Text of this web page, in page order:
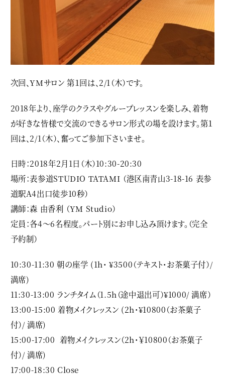
次回、YMサロン 第１回は、2/1（木）です。
2018年より、座学のクラスやグループレッスンを楽しみ、着物
が好きな皆様で交流のできるサロン形式の場を設けます。第１
回は、2/1（木）、奮ってご参加下さいませ。
日時：2018年2月1日（木）10:30-20:30
場所：表参道STUDIO TATAMI （港区南青山3-18-16 表参
道駅A4出口徒歩10秒）
講師：森 由香利 （YM Studio）
定員：各4〜6名程度。パート別にお申し込み頂けます。（完全
予約制）
10:30-11:30 朝の座学 (1h・ ¥3500（テキスト・お茶菓子付）/
満席)
11:30-13:00 ランチタイム（1.5h（途中退出可）¥1000/ 満席）
13:00-15:00 着物メイクレッスン (2h・¥10800（お茶菓子
付）/ 満席)
15:00-17:00 着物メイクレッスン（2h・￥10800（お茶菓子
付）/ 満席)
17:00-18:30 Close